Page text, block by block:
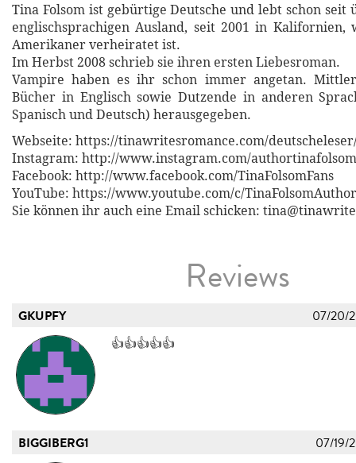
Tina Folsom ist gebürtige Deutsche und lebt schon seit
englischsprachigen Ausland, seit 2001 in
Amerikaner verheiratet ist.
Im Herbst 2008 schrieb sie ihren ersten Liebesroman.
Vampire haben es ihr schon immer angetan.
Bücher in Englisch sowie Dutzende in anderen
Spanisch und Deutsch) herausgegeben.
Webseite: https://tinawritesromance.com/
Instagram: http://www.instagram.com/authortinafolsom
Facebook: http://www.facebook.com/TinaFolsomFans
YouTube: https://www.youtube.com/c/TinaFolsomAuthor
Sie können ihr auch eine Email schicken:
Reviews
GKUPFY 07/20/
👍👍👍👍👍
BIGGIBERG1 07/19/